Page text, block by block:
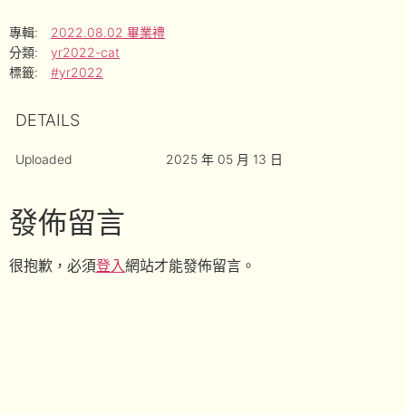
專輯:
2022.08.02 畢業禮
分類:
yr2022-cat
標籤:
#yr2022
DETAILS
Uploaded 2025 年 05 月 13 日
發佈留言
很抱歉，必須登入網站才能發佈留言。